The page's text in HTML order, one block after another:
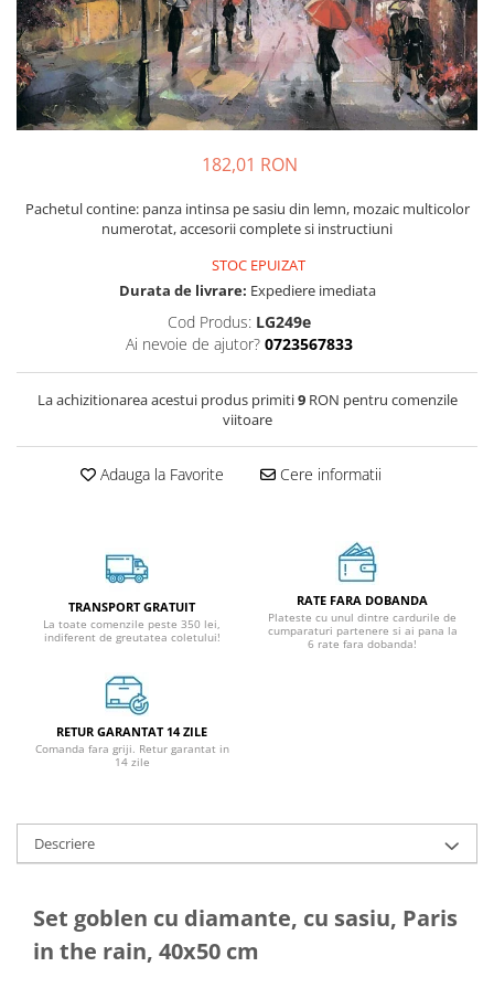
182,01 RON
Pachetul contine: panza intinsa pe sasiu din lemn, mozaic multicolor
numerotat, accesorii complete si instructiuni
STOC EPUIZAT
Durata de livrare: Expediere imediata
Cod Produs: LG249e
Ai nevoie de ajutor? 0723567833
La achizitionarea acestui produs primiti9RON pentru comenzile
viitoare
Adauga la Favorite Cere informatii
TRANSPORT GRATUIT
La toate comenzile peste 350 lei,
indiferent de greutatea coletului!
RATE FARA DOBANDA
Plateste cu unul dintre cardurile de
cumparaturi partenere si ai pana la
6 rate fara dobanda!
RETUR GARANTAT 14 ZILE
Comanda fara griji. Retur garantat in
14 zile
Descriere
Set goblen cu diamante, cu sasiu, Paris
in the rain, 40x50 cm